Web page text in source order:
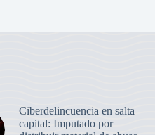
Ciberdelincuencia en salta
capital: Imputado por